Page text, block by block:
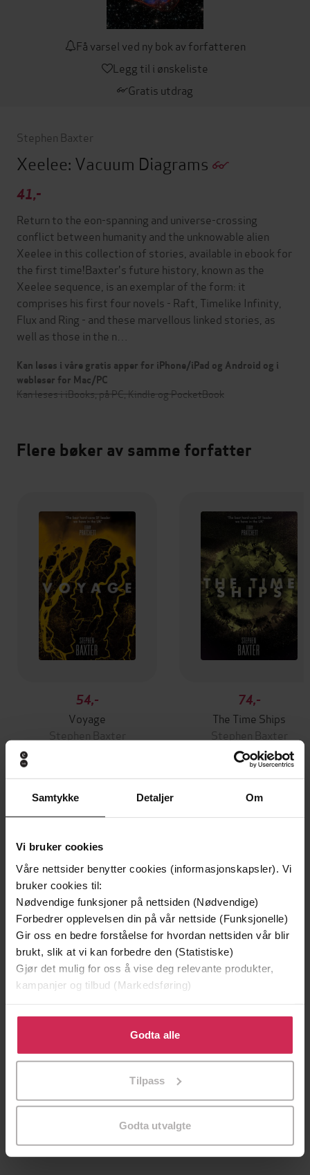
Samtykke Detaljer Om
Vi bruker cookies
Våre nettsider benytter cookies (informasjonskapsler). Vi
bruker cookies til:
Nødvendige funksjoner på nettsiden (Nødvendige)
Forbedrer opplevelsen din på vår nettside (Funksjonelle)
Gir oss en bedre forståelse for hvordan nettsiden vår blir
brukt, slik at vi kan forbedre den (Statistiske)
Gjør det mulig for oss å vise deg relevante produkter,
kampanjer og tilbud (Markedsføring)
Klikk på «Godta alle» for å gi oss ditt samtykke til å
bruke cookies for alle disse formålene. Du kan også
tilpasse ditt samtykke til spesifikke formål ved å klikke
Godta alle
Tilpass
Godta utvalgte
Få varsel ved ny bok av forfatteren
Legg til i ønskeliste
Gratis utdrag
Stephen Baxter
Xeelee: Vacuum Diagrams
41,-
Return to the eon-spanning and universe-crossing
conflict between humanity and the unknowable alien
Xeelee in this collection of stories, available in ebook for
the first time!Baxter's future history, known as the
Xeelee sequence, is an exemplar of the form: it
comprises his first four novels - Raft, Timelike Infinity,
Flux and Ring - and these marvellous linked stories, as
well as those in the n…
Kan leses i våre gratis apper for iPhone/iPad og Android og i
webleser for Mac/PC
Kan leses i iBooks, på PC, Kindle og PocketBook
Flere bøker av samme forfatter
54,-
Voyage
Stephen Baxter
74,-
The Time Ships
Stephen Baxter
EBOK
Andre har også kjøpt
Premium
Vinner av Rivertonprisen
Jo Nesbø
Premium
Første gang på tilbud
Jørn Lier Horst